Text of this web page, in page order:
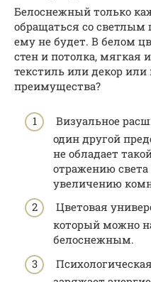
Белоснежный только
обращаться со светлым
ему не будет. В белом
стен и потолка, мягкая
текстиль или декор
преимущества?
Визуальное
один другой
не обладает
отражению света
увеличению
Цветовая
который можно
белоснежным.